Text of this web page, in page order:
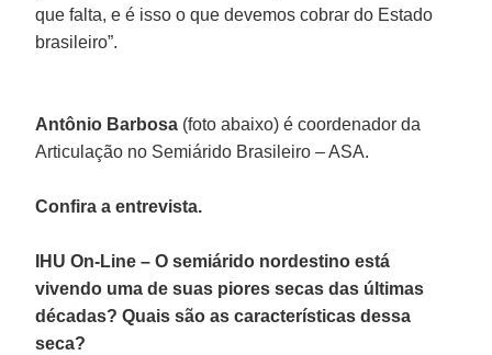
que falta, e é isso o que devemos cobrar do Estado
brasileiro”.
Antônio Barbosa (foto abaixo) é coordenador da
Articulação no Semiárido Brasileiro – ASA.
Confira a entrevista.
IHU On-Line – O semiárido nordestino está
vivendo uma de suas piores secas das últimas
décadas? Quais são as características dessa
seca?